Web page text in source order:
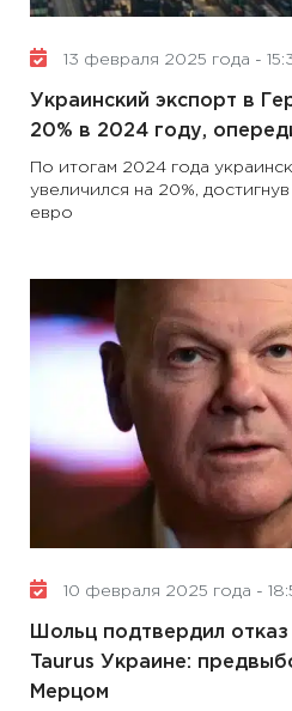
13 февраля 2025 года -
Украинский экспорт в
20% в 2024 году,
По итогам 2024 года
увеличился на 20%,
евро
10 февраля 2025 года -
Шольц подтвердил
Taurus Украине:
Мерцом